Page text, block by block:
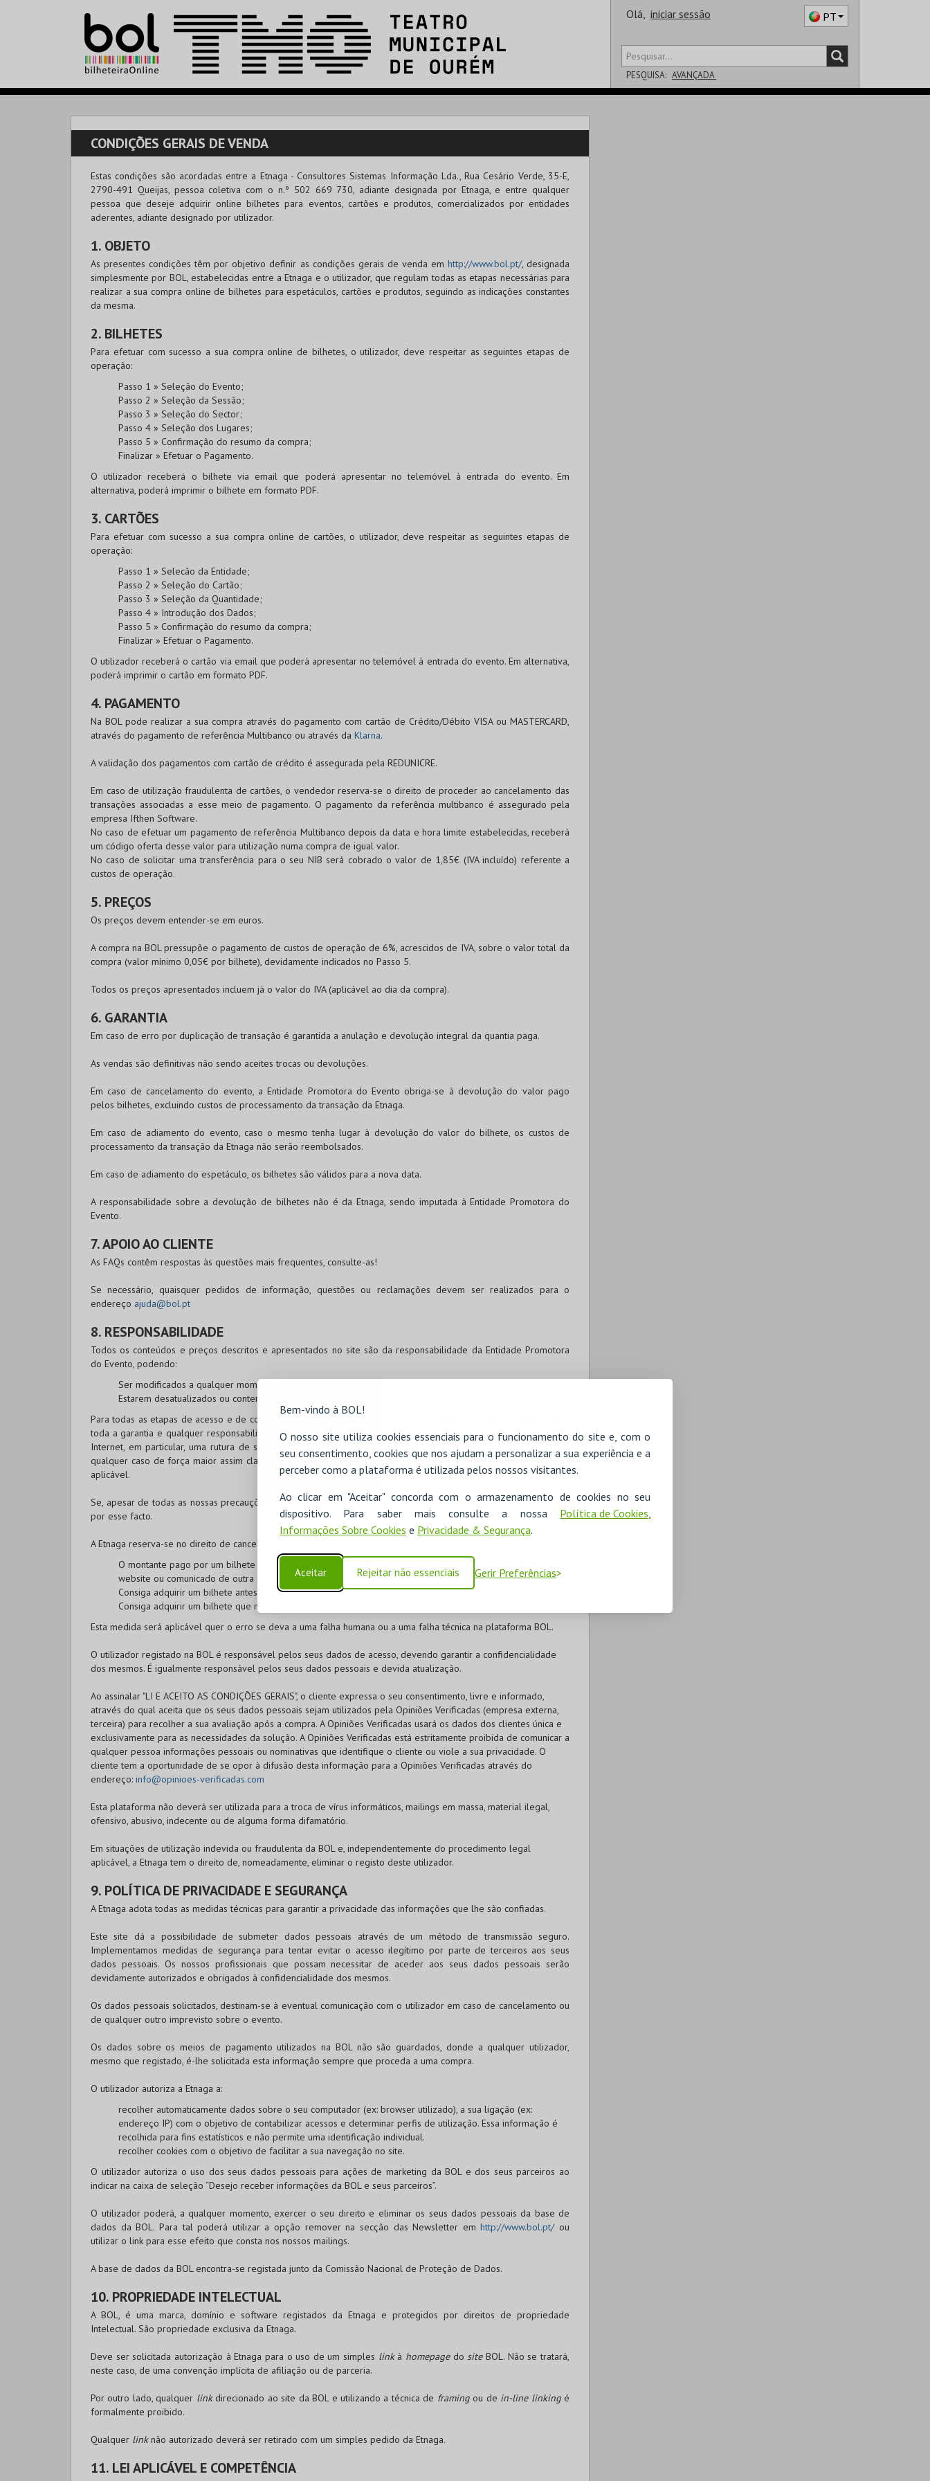
Bem-vindo à BOL!
O nosso site utiliza cookies essenciais para o funcionamento do site e, com o
seu consentimento, cookies que nos ajudam a personalizar a sua experiência e a
perceber como a plataforma é utilizada pelos nossos visitantes.
Ao clicar em "Aceitar" concorda com o armazenamento de cookies no seu
dispositivo. Para saber mais consulte a nossa Política de Cookies
Informações Sobre Cookies e Privacidade & Segurança.
Aceitar Rejeitar não essenciais Gerir Preferências
Olá, iniciar sessão PT
PESQUISA: AVANÇADA
CONDIÇÕES GERAIS DE VENDA
Estas condições são acordadas entre a Etnaga - Consultores Sistemas Informação Lda., Rua Cesário Verde, 35-E,
2790-491 Queijas, pessoa coletiva com o n.º 502 669 730, adiante designada por Etnaga, e entre qualquer
pessoa que deseje adquirir online bilhetes para eventos, cartões e produtos, comercializados por entidades
aderentes, adiante designado por utilizador.
1. OBJETO
As presentes condições têm por objetivo definir as condições gerais de venda em http://www.bol.pt/, designada
simplesmente por BOL, estabelecidas entre a Etnaga e o utilizador, que regulam todas as etapas necessárias para
realizar a sua compra online de bilhetes para espetáculos, cartões e produtos, seguindo as indicações constantes
da mesma.
2. BILHETES
Para efetuar com sucesso a sua compra online de bilhetes, o utilizador, deve respeitar as seguintes etapas de
operação:
Passo 1 » Seleção do Evento;
Passo 2 » Seleção da Sessão;
Passo 3 » Seleção do Sector;
Passo 4 » Seleção dos Lugares;
Passo 5 » Confirmação do resumo da compra;
Finalizar » Efetuar o Pagamento.
O utilizador receberá o bilhete via email que poderá apresentar no telemóvel à entrada do evento. Em
alternativa, poderá imprimir o bilhete em formato PDF.
3. CARTÕES
Para efetuar com sucesso a sua compra online de cartões, o utilizador, deve respeitar as seguintes etapas de
operação:
Passo 1 » Selecão da Entidade;
Passo 2 » Seleção do Cartão;
Passo 3 » Seleção da Quantidade;
Passo 4 » Introdução dos Dados;
Passo 5 » Confirmação do resumo da compra;
Finalizar » Efetuar o Pagamento.
O utilizador receberá o cartão via email que poderá apresentar no telemóvel à entrada do evento. Em alternativa,
poderá imprimir o cartão em formato PDF.
4. PAGAMENTO
Na BOLpode realizar a sua compra através do pagamento com cartão de Crédito/Débito VISAou MASTERCARD,
através do pagamento de referência Multibanco ou através da Klarna.
A validação dos pagamentos com cartão de crédito é assegurada pela REDUNICRE.
Em caso de utilização fraudulenta de cartões, o vendedor reserva-se o direito de proceder ao cancelamento das
transações associadas a esse meio de pagamento. O pagamento da referência multibanco é assegurado pela
empresa Ifthen Software.
No caso de efetuar um pagamento de referência Multibanco depois da data e hora limite estabelecidas, receberá
um código oferta desse valor para utilização numa compra de igual valor.
No caso de solicitar uma transferência para o seu NIB será cobrado o valor de 1,85€ (IVA incluído) referente a
custos de operação.
5. PREÇOS
Os preços devem entender-se em euros.
A compra naBOLpressupõe o pagamento de custos de operação de 6%, acrescidos de IVA, sobre o valor total da
compra (valor mínimo 0,05€ por bilhete), devidamente indicados no Passo 5.
Todos os preços apresentados incluem já o valor do IVA (aplicável ao dia da compra).
6. GARANTIA
Em caso de erro por duplicação de transação é garantida a anulação e devolução integral da quantia paga.
As vendas são definitivas não sendo aceites trocas ou devoluções.
Em caso de cancelamento do evento, a Entidade Promotora do Evento obriga-se à devolução do valor pago
pelos bilhetes, excluindo custos de processamento da transação da Etnaga.
Em caso de adiamento do evento, caso o mesmo tenha lugar à devolução do valor do bilhete, os custos de
processamento da transação da Etnaga não serão reembolsados.
Em caso de adiamento do espetáculo, os bilhetes são válidos para a nova data.
A responsabilidade sobre a devolução de bilhetes não é da Etnaga, sendo imputada à Entidade Promotora do
Evento.
7. APOIO AO CLIENTE
As FAQs contêm respostas às questões mais frequentes, consulte-as!
Se necessário, quaisquer pedidos de informação, questões ou reclamações devem ser realizados para o
endereço ajuda@bol.pt
8. RESPONSABILIDADE
Todos os conteúdos e preços descritos e apresentados no site são da responsabilidade da Entidade Promotora
do Evento, podendo:
Ser modificados a qualquer momento, e sem aviso prévio, pela mesma;
Estarem desatualizados ou conter erros.
Para todas as etapas de acesso e de compra no site, a Etnaga só possui uma obrigação de meios. A Etnaga exclui
toda a garantia e qualquer responsabilidade pelos inconvenientes ou prejuízos inerentes à utilização da rede de
Internet, em particular, uma rutura de serviço, uma intrusão exterior ou a presença de vírus informáticos, ou de
qualquer caso de força maior assim classificado pela jurisprudência dos tribunais, até ao limite permitido pela lei
aplicável.
Se, apesar de todas as nossas precauções, ocorrerem erros neste site, a Etnaga não poderá ser responsabilizada
por esse facto.
A Etnaga reserva-se no direito de cancelar um bilhete comprado e de proceder à restituição do valor pago caso:
O montante pago por um bilhete esteja incorrecto, quer se deva a um erro no preço publicado neste
website ou comunicado de outra forma;
Consiga adquirir um bilhete antes da sua data de venda;
Consiga adquirir um bilhete que não deveria ter sido colocado à venda;
Esta medida será aplicável quer o erro se deva a uma falha humana ou a uma falha técnica na plataforma BOL.
O utilizador registado na BOLé responsável pelos seus dados de acesso, devendo garantir a confidencialidade
dos mesmos. É igualmente responsável pelos seus dados pessoais e devida atualização.
Ao assinalar "LI E ACEITO AS CONDIÇÕES GERAIS", o cliente expressa o seu consentimento, livre e informado,
através do qual aceita que os seus dados pessoais sejam utilizados pela Opiniões Verificadas (empresa externa,
terceira) para recolher a sua avaliação após a compra. A Opiniões Verificadas usará os dados dos clientes única e
exclusivamente para as necessidades da solução. A Opiniões Verificadas está estritamente proibida de comunicar a
qualquer pessoa informações pessoais ou nominativas que identifique o cliente ou viole a sua privacidade. O
cliente tem a oportunidade de se opor à difusão desta informação para a Opiniões Verificadas através do
endereço: info@opinioes-verificadas.com
Esta plataforma não deverá ser utilizada para a troca de vírus informáticos, mailings em massa, material ilegal,
ofensivo, abusivo, indecente ou de alguma forma difamatório.
Em situações de utilização indevida ou fraudulenta da BOLe, independentemente do procedimento legal
aplicável, a Etnaga tem o direito de, nomeadamente, eliminar o registo deste utilizador.
9. POLÍTICA DE PRIVACIDADE E SEGURANÇA
A Etnaga adota todas as medidas técnicas para garantir a privacidade das informações que lhe são confiadas.
Este site dá a possibilidade de submeter dados pessoais através de um método de transmissão seguro.
Implementamos medidas de segurança para tentar evitar o acesso ilegítimo por parte de terceiros aos seus
dados pessoais. Os nossos profissionais que possam necessitar de aceder aos seus dados pessoais serão
devidamente autorizados e obrigados à confidencialidade dos mesmos.
Os dados pessoais solicitados, destinam-se à eventual comunicação com o utilizador em caso de cancelamento ou
de qualquer outro imprevisto sobre o evento.
Os dados sobre os meios de pagamento utilizados na BOLnão são guardados, donde a qualquer utilizador,
mesmo que registado, é-lhe solicitada esta informação sempre que proceda a uma compra.
O utilizador autoriza a Etnaga a:
recolher automaticamente dados sobre o seu computador (ex: browser utilizado), a sua ligação (ex:
endereço IP) com o objetivo de contabilizar acessos e determinar perfis de utilização. Essa informação é
recolhida para fins estatísticos e não permite uma identificação individual.
recolher cookies com o objetivo de facilitar a sua navegação no site.
O utilizador autoriza o uso dos seus dados pessoais para ações de marketing daBOLe dos seus parceiros ao
indicar na caixa de seleção “Desejo receber informações da BOLe seus parceiros”.
O utilizador poderá, a qualquer momento, exercer o seu direito e eliminar os seus dados pessoais da base de
dados daBOL. Para tal poderá utilizar a opção remover na secção das Newsletter emhttp://www.bol.pt/ou
utilizar o link para esse efeito que consta nos nossos mailings.
A base de dados da BOLencontra-se registada junto da Comissão Nacional de Proteção de Dados.
10. PROPRIEDADE INTELECTUAL
A BOL, é uma marca, domínio e software registados da Etnaga e protegidos por direitos de propriedade
Intelectual. São propriedade exclusiva da Etnaga.
Deve ser solicitada autorização à Etnaga para o uso de um simples linkà homepagedo site BOL. Não se tratará,
neste caso, de uma convenção implícita de afiliação ou de parceria.
Por outro lado, qualquer linkdirecionado ao site daBOLe utilizando a técnica de framingou de in-line linkingé
formalmente proibido.
Qualquer linknão autorizado deverá ser retirado com um simples pedido da Etnaga.
11. LEI APLICÁVEL E COMPETÊNCIA